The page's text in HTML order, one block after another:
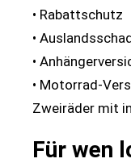
• Rabattschutz
•
•
• Motorrad-
Zweiräder mit
Für wen